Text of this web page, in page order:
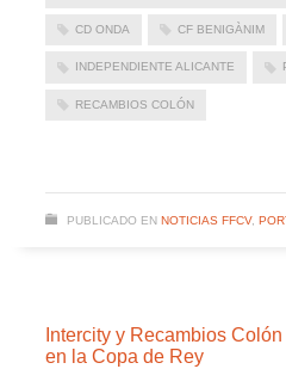
CD ONDA CF BENIGÀNIM
INDEPENDIENTE ALICANTE
RECAMBIOS COLÓN
PUBLICADO EN NOTICIAS FFCV,
Intercity y Recambios
en la Copa de Rey